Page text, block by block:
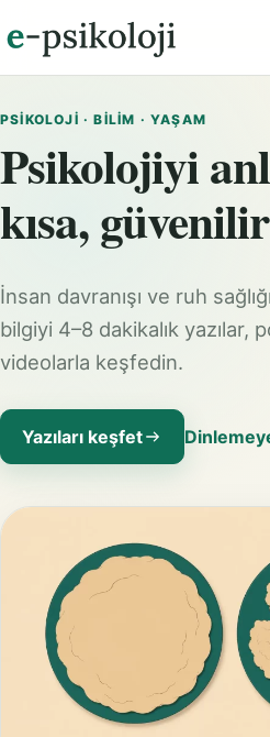
PSIKOLOJI · BILIM · YAŞAM
Psikolojiyi
kısa,
İnsan davranışı ve ruh
bilgiyi 4–8 dakikalık yazılar,
videolarla keşfedin.
Yazıları keşfet